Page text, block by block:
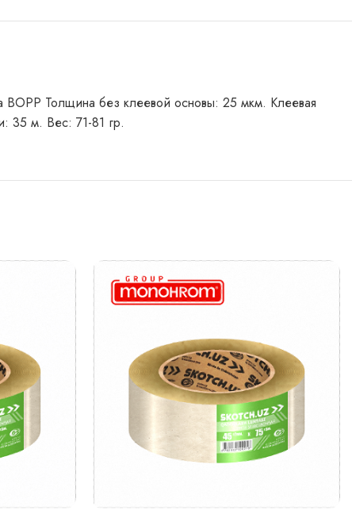
BOPP Толщина без клеевой основы: 25 мкм. Клеевая
35 м. Вес: 71-81 гр.